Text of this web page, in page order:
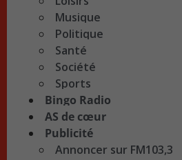
Musique
Politique
Santé
Société
Sports
Bingo Radio
AS de cœur
Publicité
Annoncer sur FM103,3